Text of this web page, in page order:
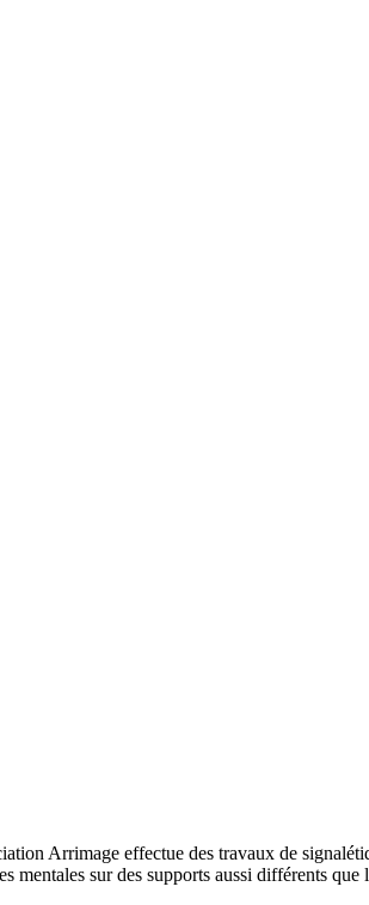
Arrimage effectue des travaux de
sur des supports aussi différents que